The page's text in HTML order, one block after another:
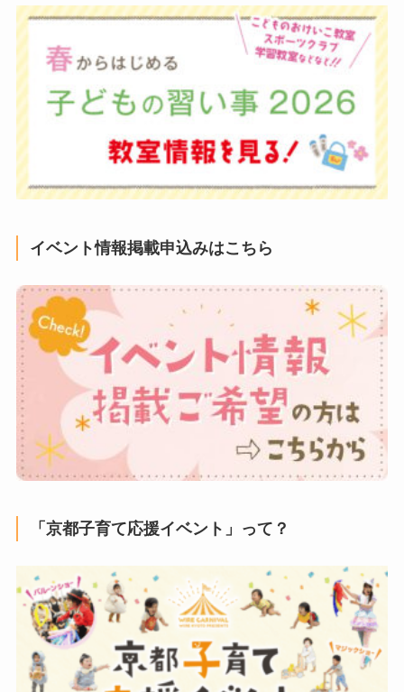
イベント情報掲載申込みはこちら
「京都子育て応援イベント」って？